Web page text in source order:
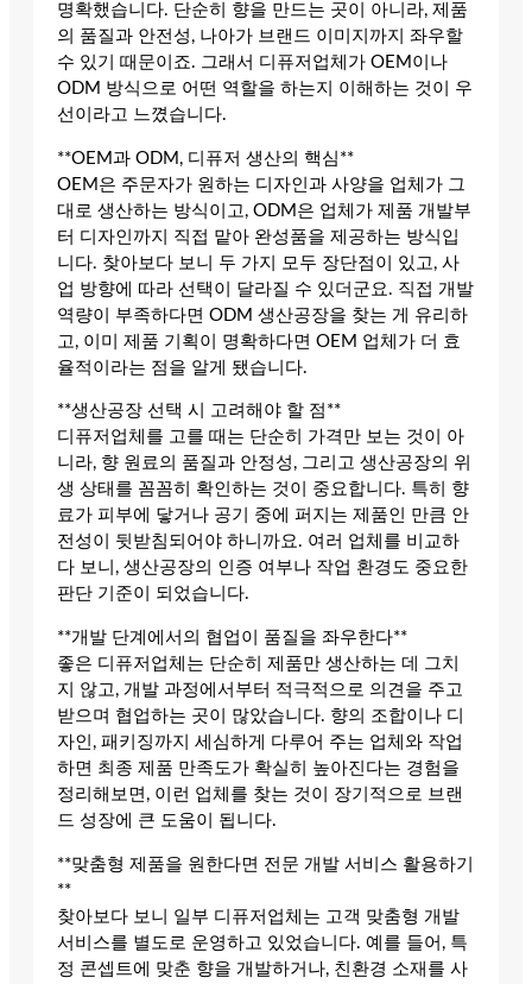
명확했습니다. 단순히 향을 만드는 곳이 아니라, 제품
의 품질과 안전성, 나아가 브랜드 이미지까지 좌우할
수 있기 때문이죠. 그래서 디퓨저업체가 OEM이나
ODM 방식으로 어떤 역할을 하는지 이해하는 것이 우
선이라고 느꼈습니다.
**OEM과 ODM, 디퓨저 생산의 핵심**
OEM은 주문자가 원하는 디자인과 사양을 업체가 그
대로 생산하는 방식이고, ODM은 업체가 제품 개발부
터 디자인까지 직접 맡아 완성품을 제공하는 방식입
니다. 찾아보다 보니 두 가지 모두 장단점이 있고, 사
업 방향에 따라 선택이 달라질 수 있더군요. 직접 개발
역량이 부족하다면 ODM 생산공장을 찾는 게 유리하
고, 이미 제품 기획이 명확하다면 OEM 업체가 더 효
율적이라는 점을 알게 됐습니다.
**생산공장 선택 시 고려해야 할 점**
디퓨저업체를 고를 때는 단순히 가격만 보는 것이 아
니라, 향 원료의 품질과 안정성, 그리고 생산공장의 위
생 상태를 꼼꼼히 확인하는 것이 중요합니다. 특히 향
료가 피부에 닿거나 공기 중에 퍼지는 제품인 만큼 안
전성이 뒷받침되어야 하니까요. 여러 업체를 비교하
다 보니, 생산공장의 인증 여부나 작업 환경도 중요한
판단 기준이 되었습니다.
**개발 단계에서의 협업이 품질을 좌우한다**
좋은 디퓨저업체는 단순히 제품만 생산하는 데 그치
지 않고, 개발 과정에서부터 적극적으로 의견을 주고
받으며 협업하는 곳이 많았습니다. 향의 조합이나 디
자인, 패키징까지 세심하게 다루어 주는 업체와 작업
하면 최종 제품 만족도가 확실히 높아진다는 경험을
정리해보면, 이런 업체를 찾는 것이 장기적으로 브랜
드 성장에 큰 도움이 됩니다.
**맞춤형 제품을 원한다면 전문 개발 서비스 활용하기
**
찾아보다 보니 일부 디퓨저업체는 고객 맞춤형 개발
서비스를 별도로 운영하고 있었습니다. 예를 들어, 특
정 콘셉트에 맞춘 향을 개발하거나, 친환경 소재를 사